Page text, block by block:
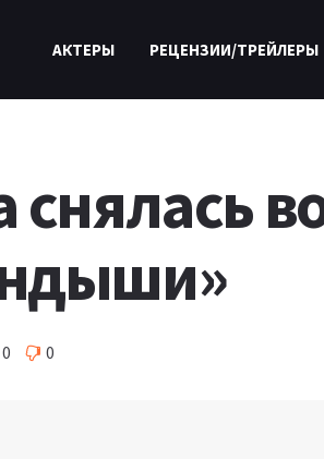
АКТЕРЫ РЕЦЕНЗИИ/ТРЕЙЛЕРЫ
снялась
0 0